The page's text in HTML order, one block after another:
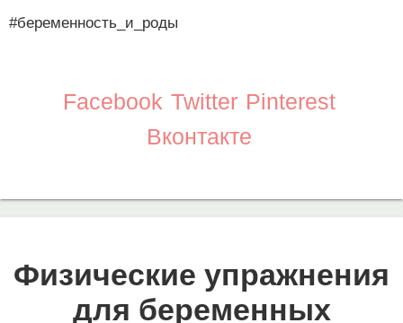
#беременность_и_роды
Facebook Twitter Pinterest
Вконтакте
Физические упражнения
для беременных